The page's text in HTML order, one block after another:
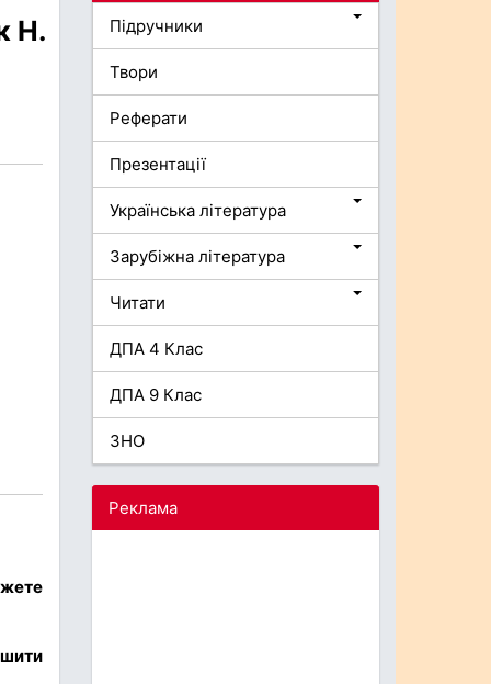
Н. Підручники
Твори
Реферати
Презентації
Українська література
Зарубіжна література
Читати
ДПА 4 Клас
ДПА 9 Клас
ЗНО
Реклама